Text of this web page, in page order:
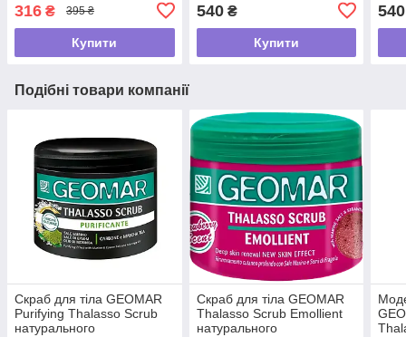
316 ₴ 395 ₴
Купити
350 g
540₴
Купити
540
Подібні товари компанії
Скраб для тіла GEOMAR
Purifying Thalasso Scrub
натурального
Скраб для тіла GEOMAR
Thalasso Scrub Emollient
натурального